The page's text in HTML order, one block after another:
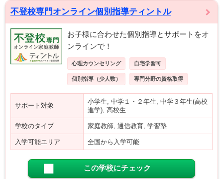
不登校専門オンライン個別指導ティントル
お子様に合わせた個別指導とサポートをオ
ンラインで！
心理カウンセリング 自宅学習可
個別指導（少人数） 専門分野の資格取得
サポート対象
小学生, 中学１・２年生, 中学３年生(高校
進学), 高校生
学校のタイプ 家庭教師, 通信教育, 学習塾
入学可能エリア 全国から入学可能
この学校にチェック